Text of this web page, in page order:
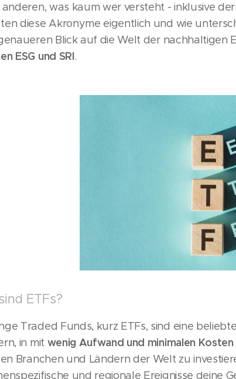
was kaum wer versteht - inklusive
diese Akronyme eigentlich und wie
Blick auf die Welt der nachhaltigen
ESG und SRI.
ETFs?
Traded Funds, kurz ETFs, sind eine
in mit wenig Aufwand und minimalen Kosten
Branchen und Ländern der Welt zu
und regionale Ereignisse deine